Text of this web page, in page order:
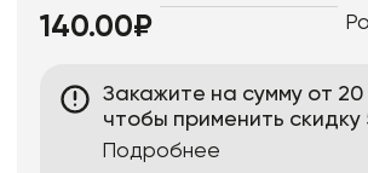
140.00₽
Закажите на сумму от
чтобы применить скидку
Подробнее